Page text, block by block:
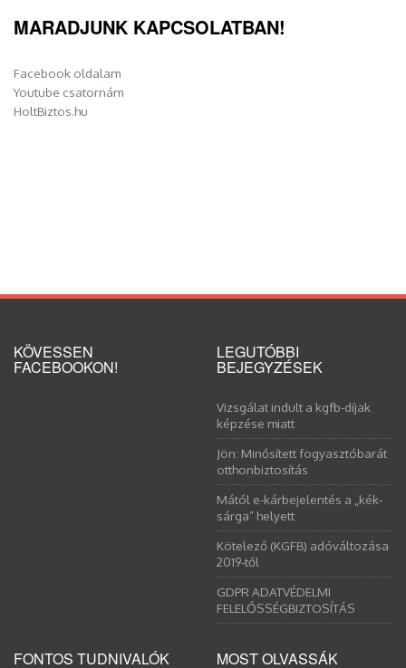
MARADJUNK KAPCSOLATBAN!
Facebook oldalam
Youtube csatornám
HoltBiztos.hu
KÖVESSEN
FACEBOOKON!
LEGUTÓBBI
BEJEGYZÉSEK
Vizsgálat indult a kgfb-díjak
képzése miatt
Jön: Minősített fogyasztóbarát
otthonbiztosítás
Mától e-kárbejelentés a „kék-
sárga” helyett
Kötelező (KGFB) adóváltozása
2019-től
GDPR ADATVÉDELMI
FELELŐSSÉGBIZTOSÍTÁS
FONTOS TUDNIVALÓK MOST OLVASSÁK